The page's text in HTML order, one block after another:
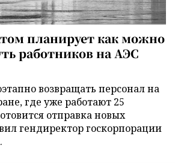
планирует как можно
работников на АЭС
возвращать персонал на
где уже работают 25
отправка новых
гендиректор госкорпорации